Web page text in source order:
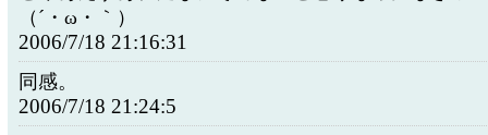
（´・ω・｀）
2006/7/18 21:16:31
同感。
2006/7/18 21:24:5